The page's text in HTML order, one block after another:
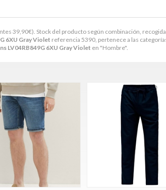
39,90€). Stock del producto según combinación,
6XU Gray Violet referencia 5390, pertenece a las
LV04RB849G 6XU Gray Violet en "Hombre".